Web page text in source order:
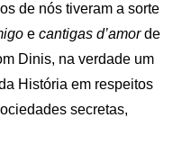
de nós tiveram a sorte
ecantigas d’amorde
Dinis, na verdade um
História em respeitos
secretas,